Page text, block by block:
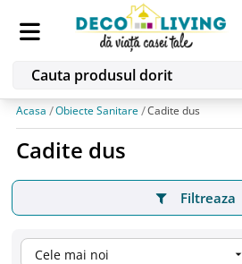
Acasa Obiecte Sanitare Cadite dus
Cadite dus
Filtreaza
Cele mai noi 